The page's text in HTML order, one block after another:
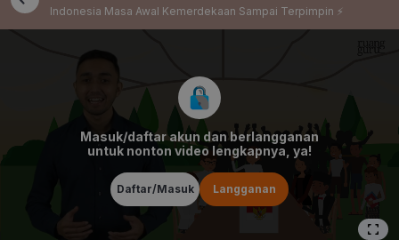
Indonesia Masa Awal Kemerdekaan Sampai Terpimpin ⚡️
Masuk/daftar akun dan berlangganan
untuk nonton video lengkapnya, ya!
Daftar/Masuk Langganan